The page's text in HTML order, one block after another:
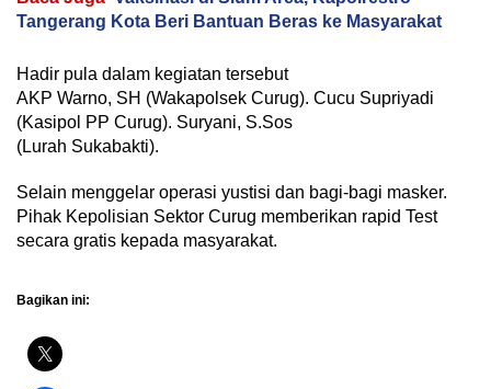
Tangerang Kota Beri Bantuan Beras ke Masyarakat
Hadir pula dalam kegiatan tersebut
AKP Warno, SH (Wakapolsek Curug). Cucu Supriyadi
(Kasipol PP Curug). Suryani, S.Sos
(Lurah Sukabakti).
Selain menggelar operasi yustisi dan bagi-bagi masker.
Pihak Kepolisian Sektor Curug memberikan rapid Test
secara gratis kepada masyarakat.
Bagikan ini: